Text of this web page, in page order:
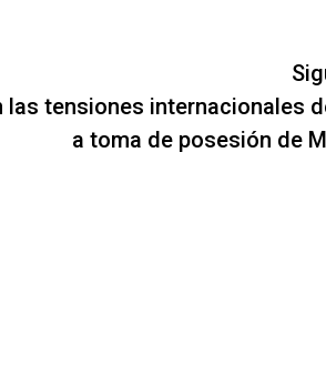
las tensiones internacionales
a toma de posesión de